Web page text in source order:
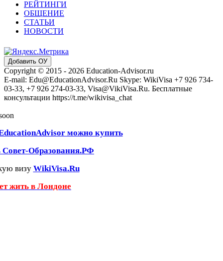
РЕЙТИНГИ
ОБЩЕНИЕ
СТАТЬИ
НОВОСТИ
Добавить ОУ
Copyright © 2015 - 2026 Education-Advisor.ru
E-mail: Edu@EducationAdvisor.Ru Skype: WikiVisa +7 926 734-
03-33, +7 926 274-03-33, Visa@VikiVisa.Ru. Бесплатные
консультации https://t.me/wikivisa_chat
можно купить
Совет-Образования.РФ
визу WikiVisa.Ru
жить в Лондоне